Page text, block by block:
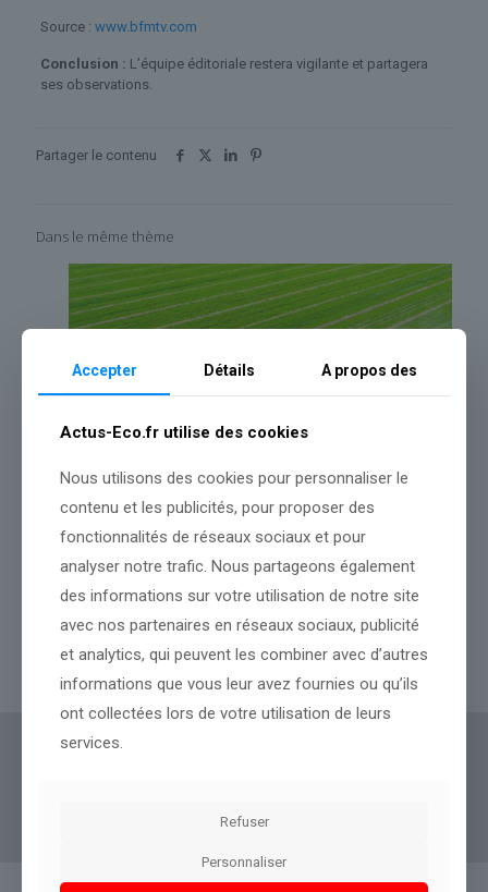
Source : www.bfmtv.com
Conclusion : L’équipe éditoriale restera vigilante et partagera
ses observations.
Partager le contenu
Dans le même thème
le Sénat approuve la réintroduction de deux pesticides interdits
Lire l’article
boursières, décryptées pour tous.
Accepter Détails A propos des
Actus-Eco.fr utilise des cookies
Nous utilisons des cookies pour personnaliser le
contenu et les publicités, pour proposer des
fonctionnalités de réseaux sociaux et pour
analyser notre trafic. Nous partageons également
des informations sur votre utilisation de notre site
avec nos partenaires en réseaux sociaux, publicité
et analytics, qui peuvent les combiner avec d’autres
informations que vous leur avez fournies ou qu’ils
ont collectées lors de votre utilisation de leurs
services.
Refuser
Personnaliser